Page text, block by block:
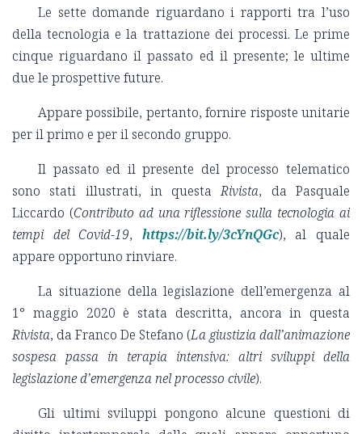
Le sette domande riguardano i rapporti tra l’uso
della tecnologia e la trattazione dei processi. Le prime
cinque riguardano il passato ed il presente; le ultime
due le prospettive future.
Appare possibile, pertanto, fornire risposte unitarie
per il primo e per il secondo gruppo.
Il passato ed il presente del processo telematico
sono stati illustrati, in questaRivista, da Pasquale
Liccardo (Contributo ad una riflessione sulla tecnologia ai
tempi del Covid-19, https://bit.ly/3cYnQGc), al quale
appare opportuno rinviare.
La situazione della legislazione dell’emergenza al
1° maggio 2020 è stata descritta, ancora in questa
Rivista, da Franco De Stefano (La giustizia dall’animazione
sospesa passa in terapia intensiva: altri sviluppi della
legislazione d’emergenza nel processo civile).
Gli ultimi sviluppi pongono alcune questioni di